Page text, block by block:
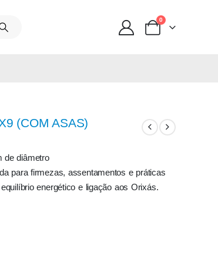
0
(COM ASAS)
de diâmetro
para firmezas, assentamentos e práticas
energético e ligação aos Orixás.